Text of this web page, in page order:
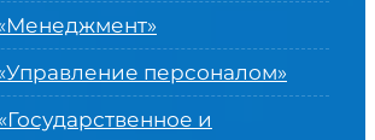
персоналом»
и